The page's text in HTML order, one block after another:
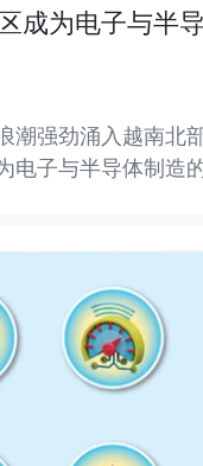
成为电子与半
潮强劲涌入越南北
电子与半导体制造的